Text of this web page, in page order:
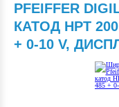
PFEIFFER
КАТОД HPT 200
+ 0-10 V,